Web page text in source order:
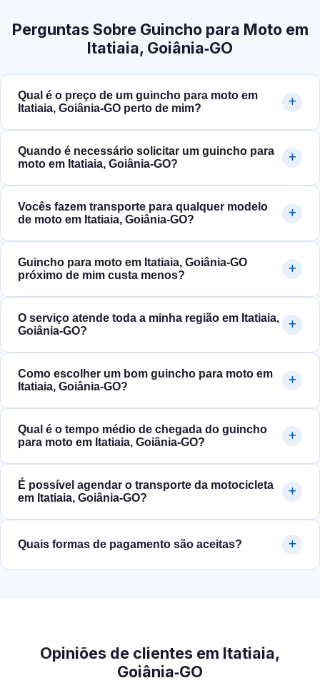
Perguntas Sobre Guincho para Moto em
Itatiaia, Goiânia‑GO
Qual é o preço de um guincho para moto em
Itatiaia, Goiânia‑GO perto de mim?
Quando é necessário solicitar um guincho para
moto em Itatiaia, Goiânia‑GO?
Vocês fazem transporte para qualquer modelo
de moto em Itatiaia, Goiânia‑GO?
Guincho para moto em Itatiaia, Goiânia‑GO
próximo de mim custa menos?
O serviço atende toda a minha região em Itatiaia,
Goiânia‑GO?
Como escolher um bom guincho para moto em
Itatiaia, Goiânia‑GO?
Qual é o tempo médio de chegada do guincho
para moto em Itatiaia, Goiânia‑GO?
É possível agendar o transporte da motocicleta
em Itatiaia, Goiânia‑GO?
Quais formas de pagamento são aceitas?
Opiniões de clientes em Itatiaia,
Goiânia‑GO